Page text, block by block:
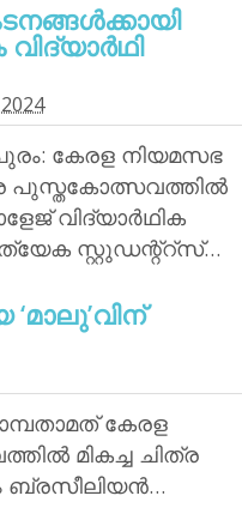
കേരള നിയമസഭ
പുസ്തകോത്സവത്തില്‍
വിദ്യാര്‍ഥിക
സ്റ്റുഡന്റ്‌റ്‌സ്…
കേരള
മികച്ച ചിത്ര